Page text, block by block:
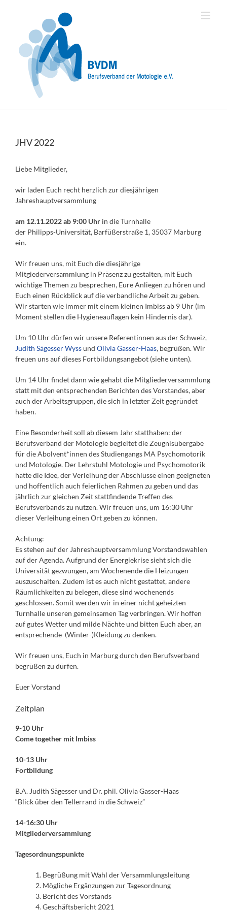
JHV 2022
Liebe Mitglieder,
wir laden Euch recht herzlich zur diesjährigen
Jahreshauptversammlung
am 12.11.2022 ab 9:00 Uhr in die Turnhalle
der Philipps-Universität, Barfüßerstraße 1, 35037 Marburg
ein.
Wir freuen uns, mit Euch die diesjährige
Mitgiederversammlung in Präsenz zu gestalten, mit Euch
wichtige Themen zu besprechen, Eure Anliegen zu hören und
Euch einen Rückblick auf die verbandliche Arbeit zu geben.
Wir starten wie immer mit einem kleinen Imbiss ab 9 Uhr (im
Moment stellen die Hygieneauflagen kein Hindernis dar).
Um 10 Uhr dürfen wir unsere Referentinnen aus der Schweiz,
Judith Sägesser Wyssund Olivia Gasser-Haas, begrüßen. Wir
freuen uns auf dieses Fortbildungsangebot (siehe unten).
Um 14 Uhr findet dann wie gehabt die Mitgliederversammlung
statt mit den entsprechenden Berichten des Vorstandes, aber
auch der Arbeitsgruppen, die sich in letzter Zeit gegründet
haben.
Eine Besonderheit soll ab diesem Jahr statthaben: der
Berufsverband der Motologie begleitet die Zeugnisübergabe
für die Abolvent*innen des Studiengangs MA Psychomotorik
und Motologie. Der Lehrstuhl Motologie und Psychomotorik
hatte die Idee, der Verleihung der Abschlüsse einen geeigneten
und hoffentlich auch feierlichen Rahmen zu geben und das
jährlich zur gleichen Zeit stattfindende Treffen des
Berufsverbands zu nutzen. Wir freuen uns, um 16:30 Uhr
dieser Verleihung einen Ort geben zu können.
Achtung:
Es stehen auf der Jahreshauptversammlung Vorstandswahlen
auf der Agenda.Aufgrund der Energiekrise sieht sich die
Universität gezwungen, am Wochenende die Heizungen
auszuschalten. Zudem ist es auch nicht gestattet, andere
Räumlichkeiten zu belegen, diese sind wochenends
geschlossen. Somit werden wir in einer nicht geheizten
Turnhalle unseren gemeinsamen Tag verbringen. Wir hoffen
auf gutes Wetter und milde Nächte und bitten Euch aber, an
entsprechende (Winter-)Kleidung zu denken.
Wir freuen uns, Euch in Marburg durch den Berufsverband
begrüßen zu dürfen.
Euer Vorstand
Zeitplan
9-10 Uhr
Come together mit Imbiss
10-13 Uhr
Fortbildung
B.A. Judith Sägesser und Dr. phil. Olivia Gasser-Haas
“Blick über den Tellerrand in die Schweiz”
14-16:30 Uhr
Mitgliederversammlung
Tagesordnungspunkte
1. Begrüßung mit Wahl der Versammlungsleitung
2. Mögliche Ergänzungen zur Tagesordnung
3. Bericht des Vorstands
4. Geschäftsbericht 2021